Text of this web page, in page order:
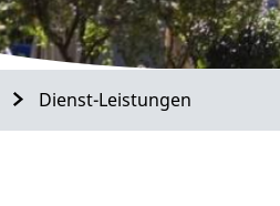
Dienst-Leistungen